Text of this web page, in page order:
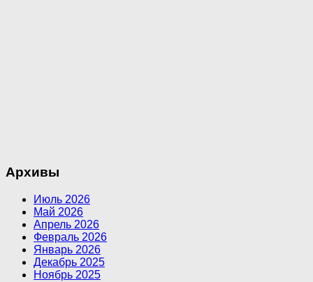
Архивы
Июль 2026
Май 2026
Апрель 2026
Февраль 2026
Январь 2026
Декабрь 2025
Ноябрь 2025